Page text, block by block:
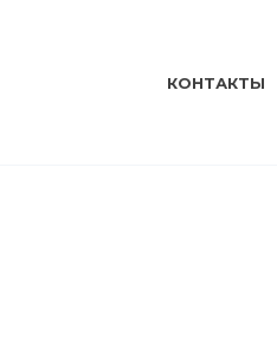
КОНТАКТЫ